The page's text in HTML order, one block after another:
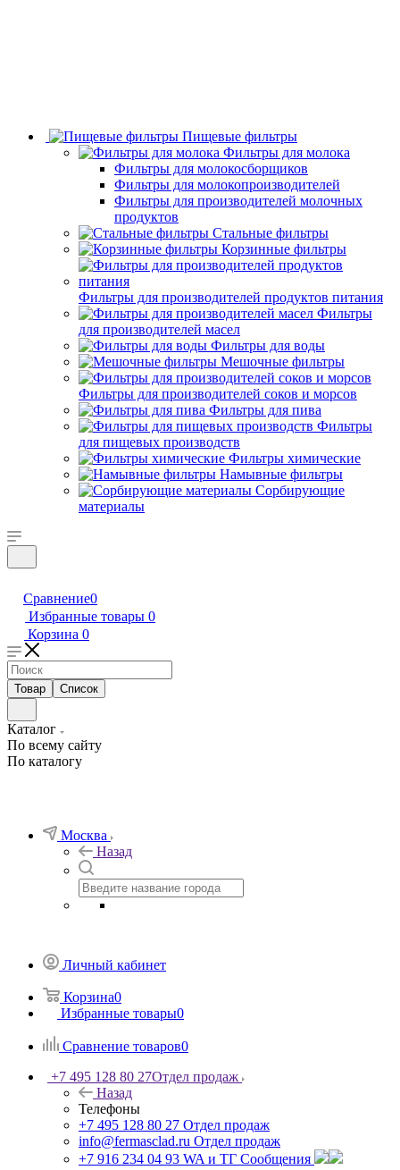
Пищевые фильтры
Фильтры для молока
Фильтры для молокосборщиков
Фильтры для молокопроизводителей
Фильтры для производителей молочных
продуктов
Стальные фильтры
Корзинные фильтры
Фильтры для производителей продуктов питания
Фильтры
для производителей масел
Фильтры для воды
Мешочные фильтры
Фильтры для производителей соков и морсов
Фильтры для пива
Фильтры
для пищевых производств
Фильтры химические
Намывные фильтры
Сорбирующие
материалы
Сравнение0
Избранные товары 0
Корзина 0
Товар Список
Каталог
По всему сайту
По каталогу
Москва
Назад
Личный кабинет
Корзина0
Избранные товары0
Сравнение товаров0
+7 495 128 80 27Отдел продаж
Назад
Телефоны
+7 495 128 80 27 Отдел продаж
info@fermasclad.ru Отдел продаж
+7 916 234 04 93 WA и ТГ Сообщения